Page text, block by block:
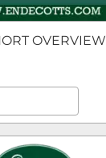
OVERVIEW